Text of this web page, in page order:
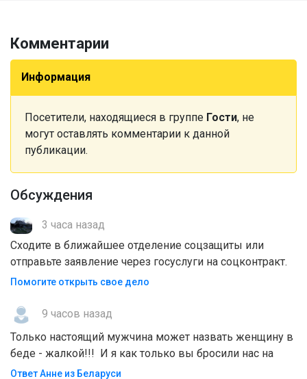
Комментарии
Информация
Посетители, находящиеся в группе Гости, не
могут оставлять комментарии к данной
публикации.
Обсуждения
3 часа назад
Сходите в ближайшее отделение соцзащиты или
отправьте заявление через госуслуги на соцконтракт.
Помогите открыть свое дело
9 часов назад
Только настоящий мужчина может назвать женщину в
беде - жалкой!!! И я как только вы бросили нас на
Ответ Анне из Беларуси